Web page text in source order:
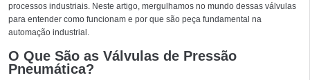
processos industriais. Neste artigo, mergulhamos no mundo dessas válvulas
para entender como funcionam e por que são peça fundamental na
automação industrial.
O Que São as Válvulas de Pressão
Pneumática?